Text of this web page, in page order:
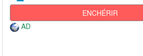
ENCHÉRIR
AD